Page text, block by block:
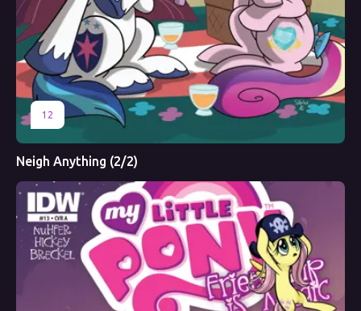
12
Neigh Anything (2/2)